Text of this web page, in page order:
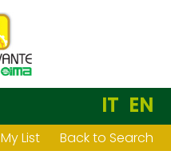
IT EN
My List Back to Search